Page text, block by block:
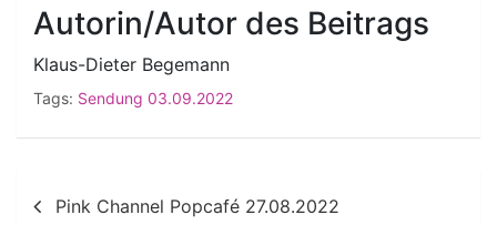
Autorin/Autor des Beitrags
Klaus-Dieter Begemann
Tags: Sendung 03.09.2022
Beitragsnavigation
Pink Channel Popcafé 27.08.2022